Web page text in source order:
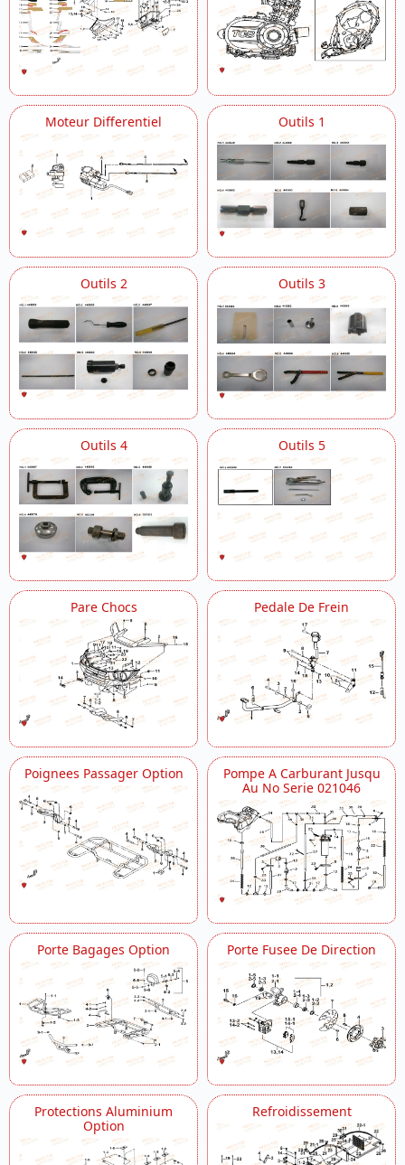
Moteur Differentiel Outils 1
Outils 2 Outils 3
Outils 4 Outils 5
Pare Chocs Pedale De Frein
Poignees Passager Option
Pompe A Carburant Jusqu
Au No Serie 021046
Porte Bagages Option Porte Fusee De Direction
Protections Aluminium
Option
Refroidissement